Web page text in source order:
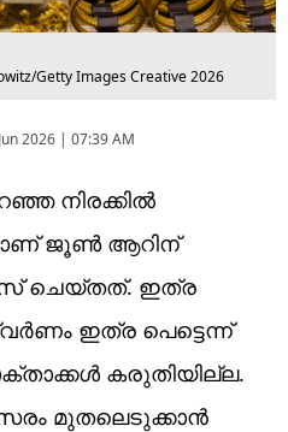
Getty Images Creative 2026
2026 | 07:39 AM
നിരക്കില്‍
ജൂണ്‍ ആറിന്
ചെയ്തത്. ഇത്ര
ഇത്ര പെട്ടെന്ന്
കരുതിയില്ല.
മുതലെടുക്കാന്‍